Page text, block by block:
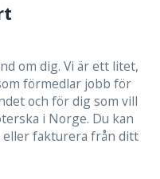
om dig. Vi är ett litet,
förmedlar jobb för
och för dig som vill
i Norge. Du kan
eller fakturera från ditt